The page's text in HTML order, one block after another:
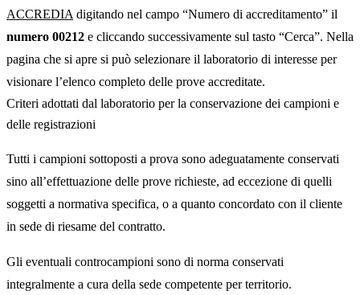
ACCREDIA digitando nel campo “Numero di accreditamento” il
numero 00212 e cliccando successivamente sul tasto “Cerca”. Nella
pagina che si apre si può selezionare il laboratorio di interesse per
visionare l’elenco completo delle prove accreditate.
Criteri adottati dal laboratorio per la conservazione dei campioni e
delle registrazioni
Tutti i campioni sottoposti a prova sono adeguatamente conservati
sino all’effettuazione delle prove richieste, ad eccezione di quelli
soggetti a normativa specifica, o a quanto concordato con il cliente
in sede di riesame del contratto.
Gli eventuali controcampioni sono di norma conservati
integralmente a cura della sede competente per territorio.